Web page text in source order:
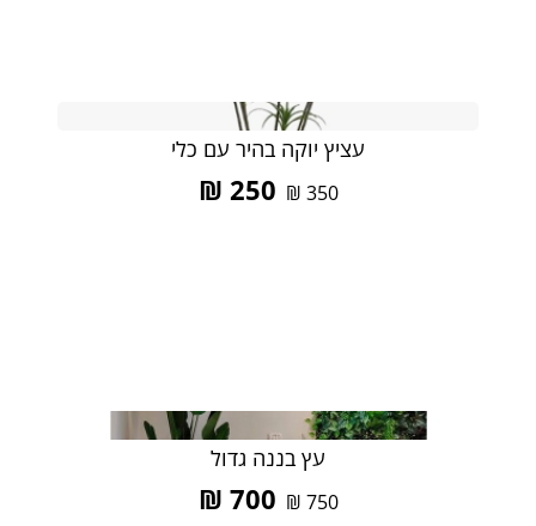
עציץ יוקה בהיר עם כלי
350
₪
250
₪
עץ בננה גדול
750
₪
700
₪